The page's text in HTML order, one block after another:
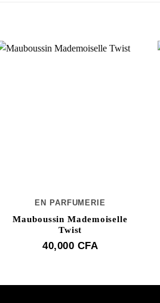
EN PARFUMERIE
Mauboussin Mademoiselle
Twist
40,000 CFA